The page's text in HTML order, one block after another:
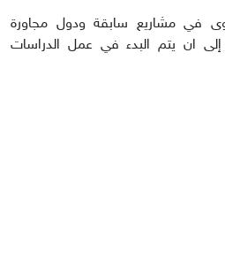
في مشاريع سابقة ودول مجاورة
ان يتم البدء في عمل الدراسات